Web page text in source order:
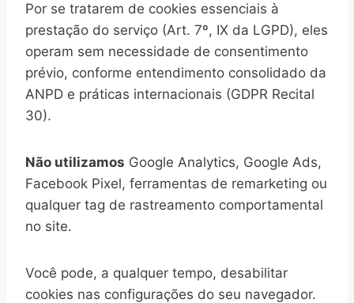
Por se tratarem de cookies essenciais à
prestação do serviço (Art. 7º, IX da LGPD), eles
operam sem necessidade de consentimento
prévio, conforme entendimento consolidado da
ANPD e práticas internacionais (GDPR Recital
30).
Não utilizamos Google Analytics, Google Ads,
Facebook Pixel, ferramentas de remarketing ou
qualquer tag de rastreamento comportamental
no site.
Você pode, a qualquer tempo, desabilitar
cookies nas configurações do seu navegador.